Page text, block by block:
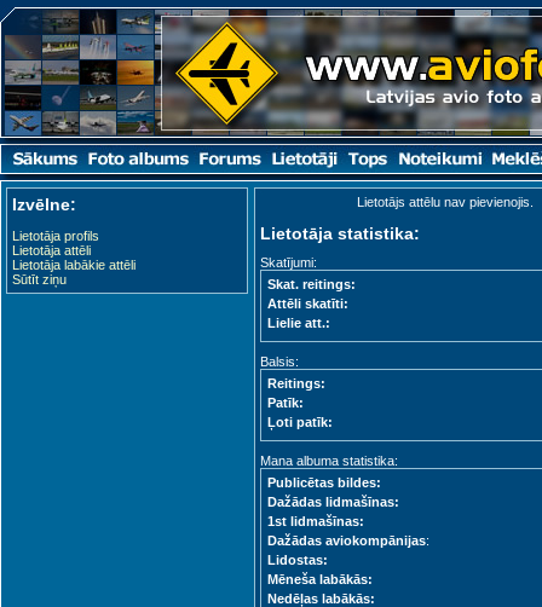
Izvēlne:
Lietotāja profils
Lietotāja attēli
Lietotāja labākie attēli
Sūtīt ziņu
Lietotājs attēlu nav pievienojis.
Lietotāja statistika:
Skatījumi:
Skat. reitings:
Attēli skatīti:
Lielie att.:
Balsis:
Reitings:
Patīk:
Ļoti patīk:
Mana albuma statistika:
Publicētas bildes:
Dažādas lidmašīnas:
1st lidmašīnas:
Dažādas aviokompānijas:
Lidostas:
Mēneša labākās:
Nedēļas labākās: